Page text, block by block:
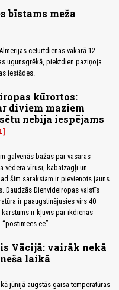
bīstams meža
ceturtdienas vakarā 12
ugunsgrēkā, piektdien paziņoja
iestādes.
kūrortos:
diviem maziem
nebija iespējams
1
galvenās bažas par vasaras
vēdera vīrusi, kabatzagļi un
šim sarakstam ir pievienots jauns
Daudzās Dienvideiropas valstīs
ir paaugstinājusies virs 40
ir kļuvis par ikdienas
Vācijā: vairāk nekā
laikā
jūnijā augstās gaisa temperatūras